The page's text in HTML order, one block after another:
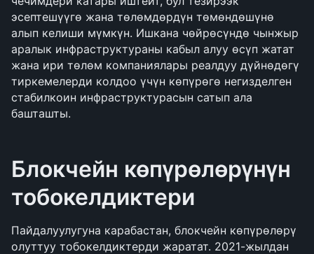
эсептешүүгө жана төлөмдөрдүн төмөндөшүнө
алып келиши мүмкүн. Ишкана чөйрөсүндө чынжыр
аралык инфраструктураны кабыл алуу өсүп жатат
жана ири төлөм компаниялары реалдуу дүйнөдөгү
тиркемелерди колдоо үчүн көпүрөгө негизделген
стабилкоин инфраструктурасын сатып ала
башташты.
Блокчейн көпүрөлөрүнүн
тобокелдиктери
Пайдалуулугуна карабастан, блокчейн көпүрөлөрү
олуттуу тобокелдиктерди жаратат. 2021-жылдан